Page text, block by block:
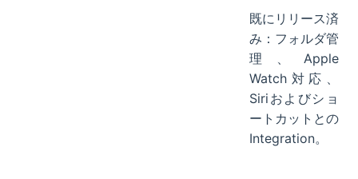
既にリリース済
み：フォルダ管
理、Apple
Watch対応、
Siriおよびショ
ートカットとの
Integration。